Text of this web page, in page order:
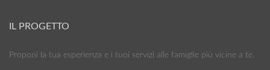
IL PROGETTO
Proponi la tua esperienza e i tuoi servizi alle famiglie più vicine a te.